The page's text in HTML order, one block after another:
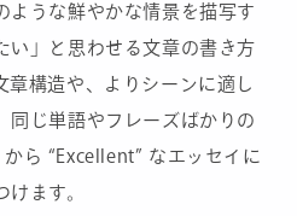
ような鮮やかな情景を描写す
い」と思わせる文章の書き方
章構造や、よりシーンに適し
同じ単語やフレーズばかりの
ら “Excellent” なエッセイに
ます。